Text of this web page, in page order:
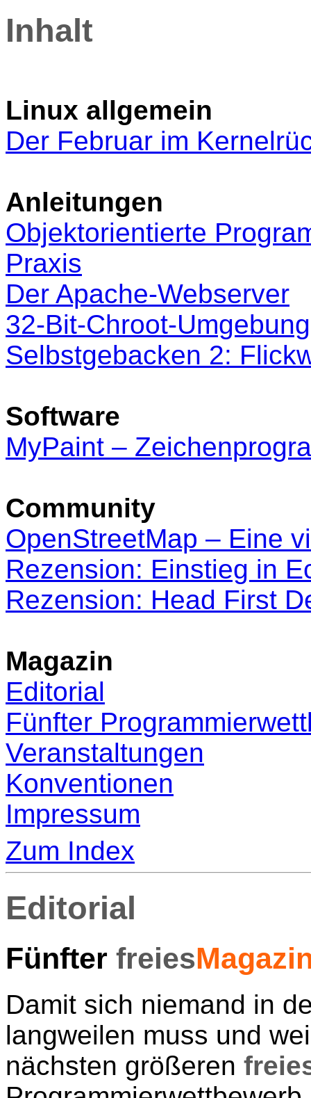
Inhalt
Linux allgemein
Der Februar im
Anleitungen
Objektorientierte
Praxis
Der Apache-Webserver
32-Bit-Chroot-
Selbstgebacken 2:
Software
MyPaint –
Community
OpenStreetMap – Eine
Rezension: Einstieg in
Rezension: Head First
Magazin
Editorial
Fünfter
Veranstaltungen
Konventionen
Impressum
Zum Index
Editorial
Fünfter freies
Damit sich niemand in
langweilen muss und
nächsten größeren